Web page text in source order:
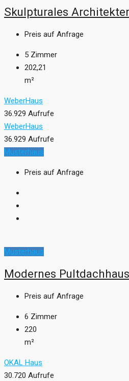
Skulpturales
Preis auf Anfrage
5 Zimmer
202,21
m²
WeberHaus
36.929 Aufrufe
WeberHaus
36.929 Aufrufe
Musterhaus
Preis auf Anfrage
Musterhaus
Modernes
Preis auf Anfrage
6 Zimmer
220
m²
OKAL Haus
30.720 Aufrufe